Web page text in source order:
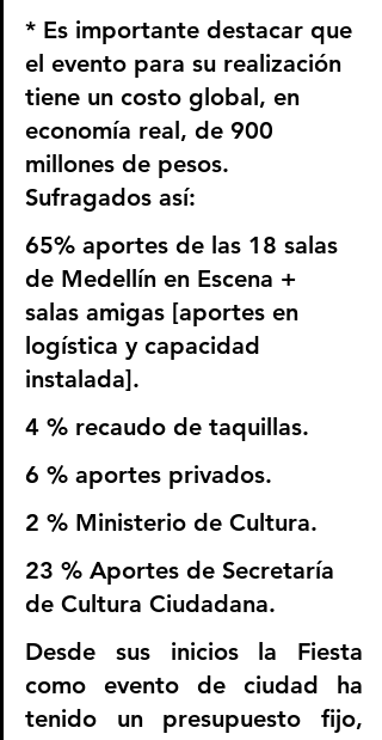
* Es importante destacar que
el evento para su realización
tiene un costo global, en
economía real, de 900
millones de pesos.
Sufragados así:
65% aportes de las 18 salas
de Medellín en Escena +
salas amigas [aportes en
logística y capacidad
instalada].
4 % recaudo de taquillas.
6 % aportes privados.
2 % Ministerio de Cultura.
23 % Aportes de Secretaría
de Cultura Ciudadana.
Desde sus inicios la Fiesta
como evento de ciudad ha
tenido un presupuesto fijo,